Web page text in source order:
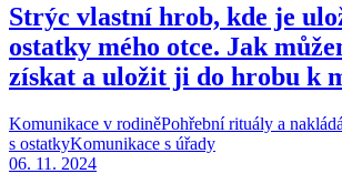
Strýc vlastní hrob, kde je
ostatky mého otce. Jak
získat a uložit ji do hrobu k
Komunikace v rodiněPohřební rituály a
s ostatkyKomunikace s úřady
06. 11. 2024